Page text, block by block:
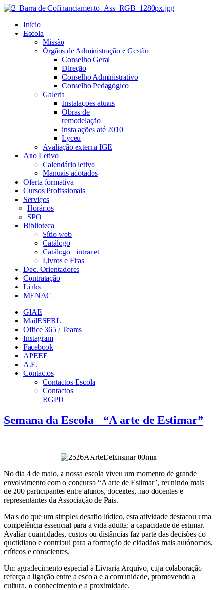
Início
Escola
Missão
Órgãos de Administração e Gestão
Conselho Geral
Direção
Conselho Administrativo
Conselho Pedagógico
Galeria
Instalações atuais
Obras de
remodelação
instalações até 2010
Lyceu
Avaliação externa IGE
Ano Letivo
Calendário letivo
Manuais adotados
Oferta formativa
Cursos Profissionais
Serviços
Horários
SPO
Biblioteca
Sítio web
Catálogo
Catálogo - intranet
Livros e Fitas
Doc. Orientadores
Contratação
Links
MENAC
GIAE
MailESFRL
Office 365 / Teams
Instagram
Facebook
APEEE
A.E.
Contactos
Contactos Escola
Contactos
RGPD
Semana da Escola - “A arte de Estimar”
No dia 4 de maio, a nossa escola viveu um momento de grande
envolvimento com o concurso “A arte de Estimar”, reunindo mais
de 200 participantes entre alunos, docentes, não docentes e
representantes da Associação de Pais.
Mais do que um simples desafio lúdico, esta atividade destacou uma
competência essencial para a vida adulta: a capacidade de estimar.
Avaliar quantidades, custos ou distâncias faz parte das decisões do
quotidiano e contribui para a formação de cidadãos mais autónomos,
críticos e conscientes.
Um agradecimento especial à Livraria Arquivo, cuja colaboração
reforça a ligação entre a escola e a comunidade, promovendo a
cultura, o conhecimento e a proximidade.